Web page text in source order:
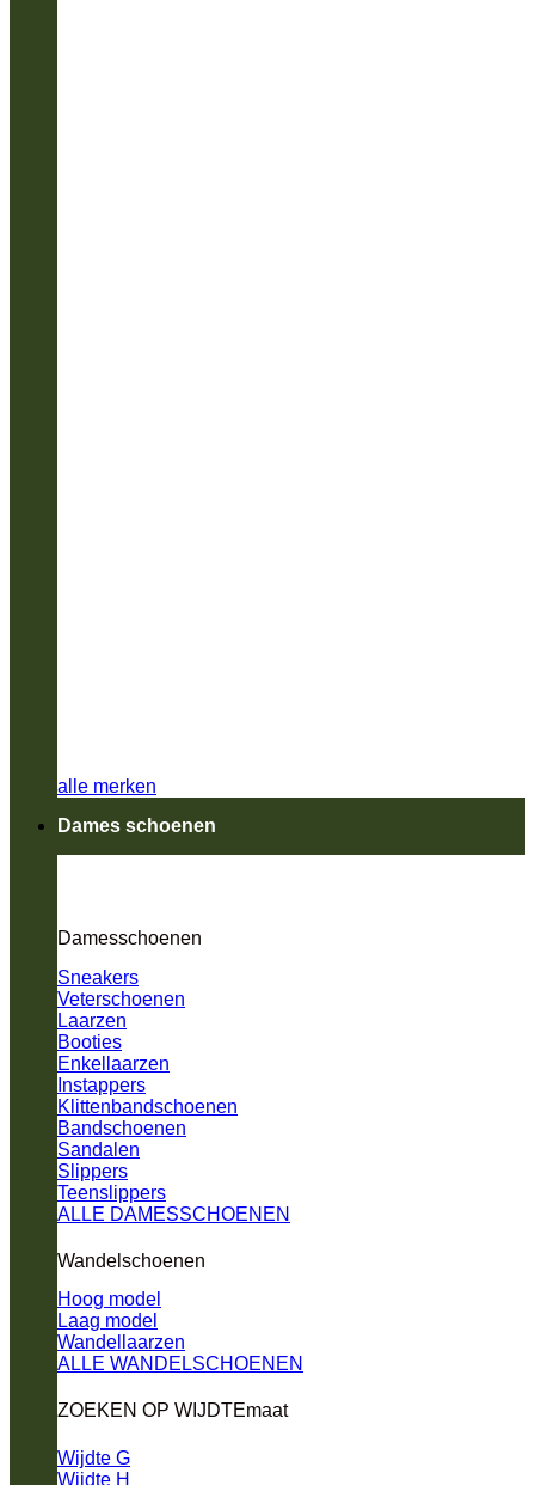
alle merken
Dames schoenen
Damesschoenen
Sneakers
Veterschoenen
Laarzen
Booties
Enkellaarzen
Instappers
Klittenbandschoenen
Bandschoenen
Sandalen
Slippers
Teenslippers
ALLE DAMESSCHOENEN
Wandelschoenen
Hoog model
Laag model
Wandellaarzen
ALLE WANDELSCHOENEN
ZOEKEN OP WIJDTEmaat
Wijdte G
Wijdte H